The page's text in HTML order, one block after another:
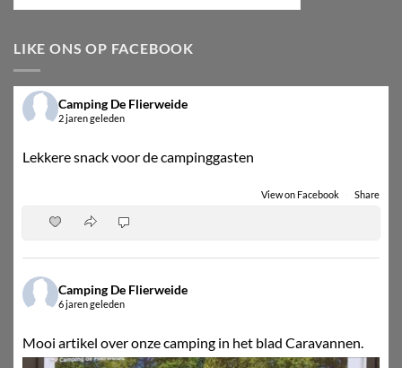
LIKE ONS OP FACEBOOK
Camping De Flierweide
2 jaren geleden
Lekkere snack voor de campinggasten
View on Facebook Share
Camping De Flierweide
6 jaren geleden
Mooi artikel over onze camping in het blad Caravannen.